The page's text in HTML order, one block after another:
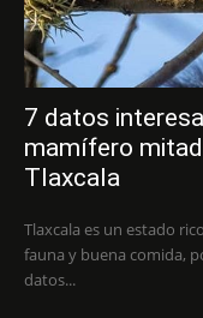
7 datos
mamífero
Tlaxcala
Tlaxcala es un estado
fauna y buena comida,
datos...